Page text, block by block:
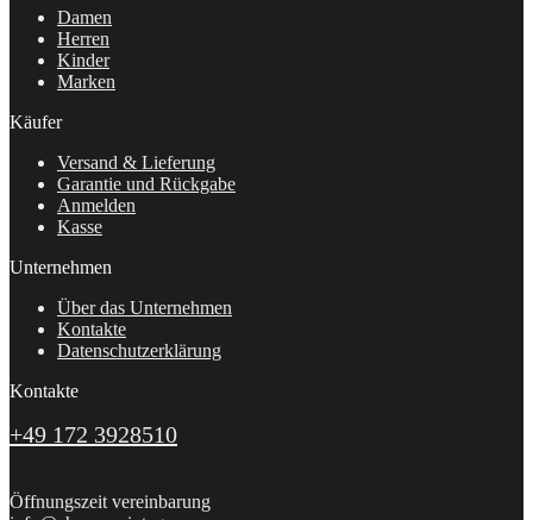
Damen
Herren
Kinder
Marken
Käufer
Versand & Lieferung
Garantie und Rückgabe
Anmelden
Kasse
Unternehmen
Über das Unternehmen
Kontakte
Datenschutzerklärung
Kontakte
+49 172 3928510
Öffnungszeit vereinbarung